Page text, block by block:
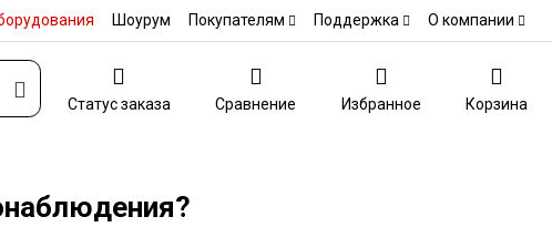
Шоурум Покупателям Поддержка О компании
Статус заказа Сравнение Избранное Корзина